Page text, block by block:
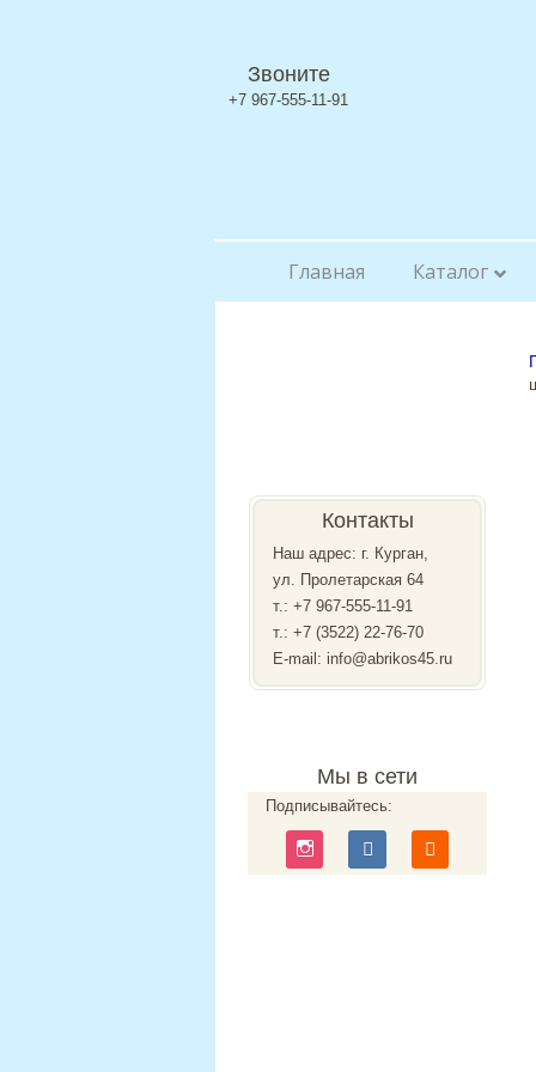
Звоните
+7 967-555-11-91
Главная Каталог
Контакты
Наш адрес: г. Курган,
ул. Пролетарская 64
т.: +7 967-555-11-91
т.: +7 (3522) 22-76-70
E-mail: info@abrikos45.ru
Мы в сети
Подписывайтесь: